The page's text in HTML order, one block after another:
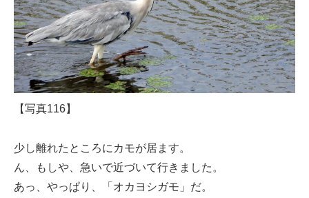
【写真116】
少し離れたところにカモが居ます。
ん、もしや、急いで近づいて行きました。
あっ、やっぱり、「オカヨシガモ」だ。